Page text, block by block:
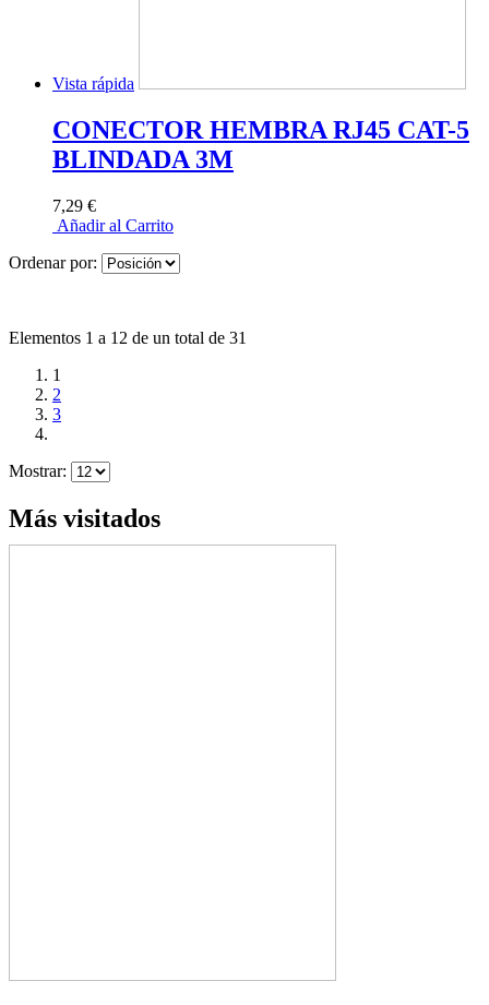
Vista rápida
CONECTOR HEMBRA RJ45 CAT-5
BLINDADA 3M
7,29 €
Añadir al Carrito
Ordenar por:
Elementos 1 a 12 de un total de 31
1
2
3
Mostrar:
Más visitados